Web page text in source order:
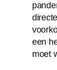
een
moet